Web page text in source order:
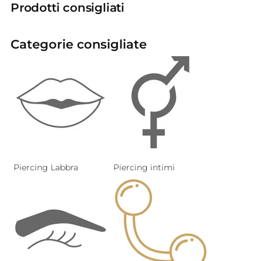
Prodotti consigliati
Categorie consigliate
Piercing Labbra Piercing intimi